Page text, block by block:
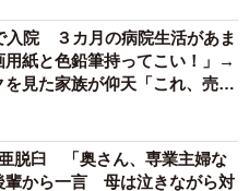
架道橋の被害に怒りの声 「何
、センスも古い」「罰則強化
下山ダッシュ」 リニア中央新
在来線との乗り継ぎなし→な
うんじゃない？ 惜しい位置関